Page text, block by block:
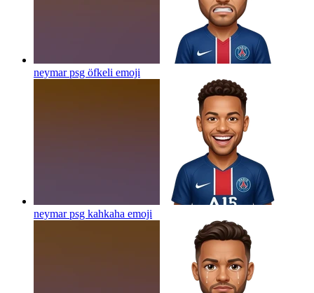
neymar psg öfkeli emoji
neymar psg kahkaha emoji